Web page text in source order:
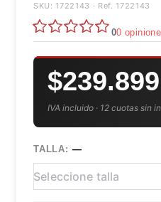
SKU: 1722143 · Ref. 1722143
00
IVA incluido · 12 cuotas sin
TALLA: —